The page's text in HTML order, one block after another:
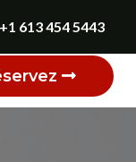
+1 613 454 5443